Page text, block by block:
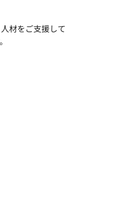
材をご支援して